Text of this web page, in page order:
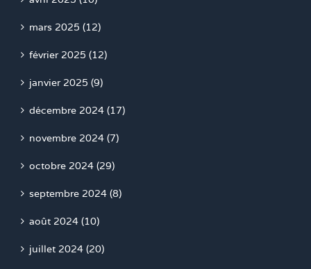
mars 2025 (12)
février 2025 (12)
janvier 2025 (9)
décembre 2024 (17)
novembre 2024 (7)
octobre 2024 (29)
septembre 2024 (8)
août 2024 (10)
juillet 2024 (20)